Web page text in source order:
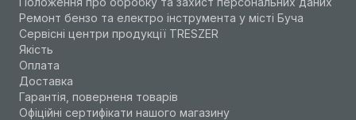
Ремонт бензо та електро інструмента у місті Буча
Сервісні центри продукції TRESZER
Якість
Оплата
Доставка
Гарантія, поверненя товарів
Офіційні сертифікати нашого магазину